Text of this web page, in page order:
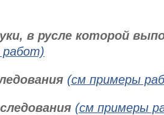
в русле которой
работ)
(см примеры
(см примеры